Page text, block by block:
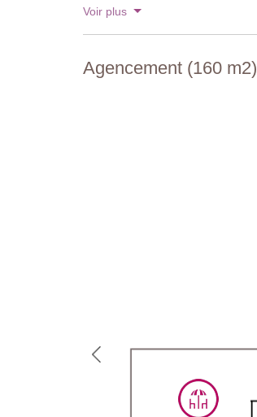
Parking: public sur place
Voir plus
Agencement (160 m2)